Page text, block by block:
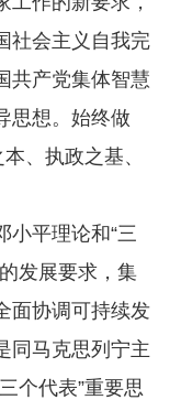
社会主义自我完
共产党集体智慧
思想。始终做
、执政之基、
小平理论和“三
发展要求，集
面协调可持续发
同马克思列宁主
个代表”重要思